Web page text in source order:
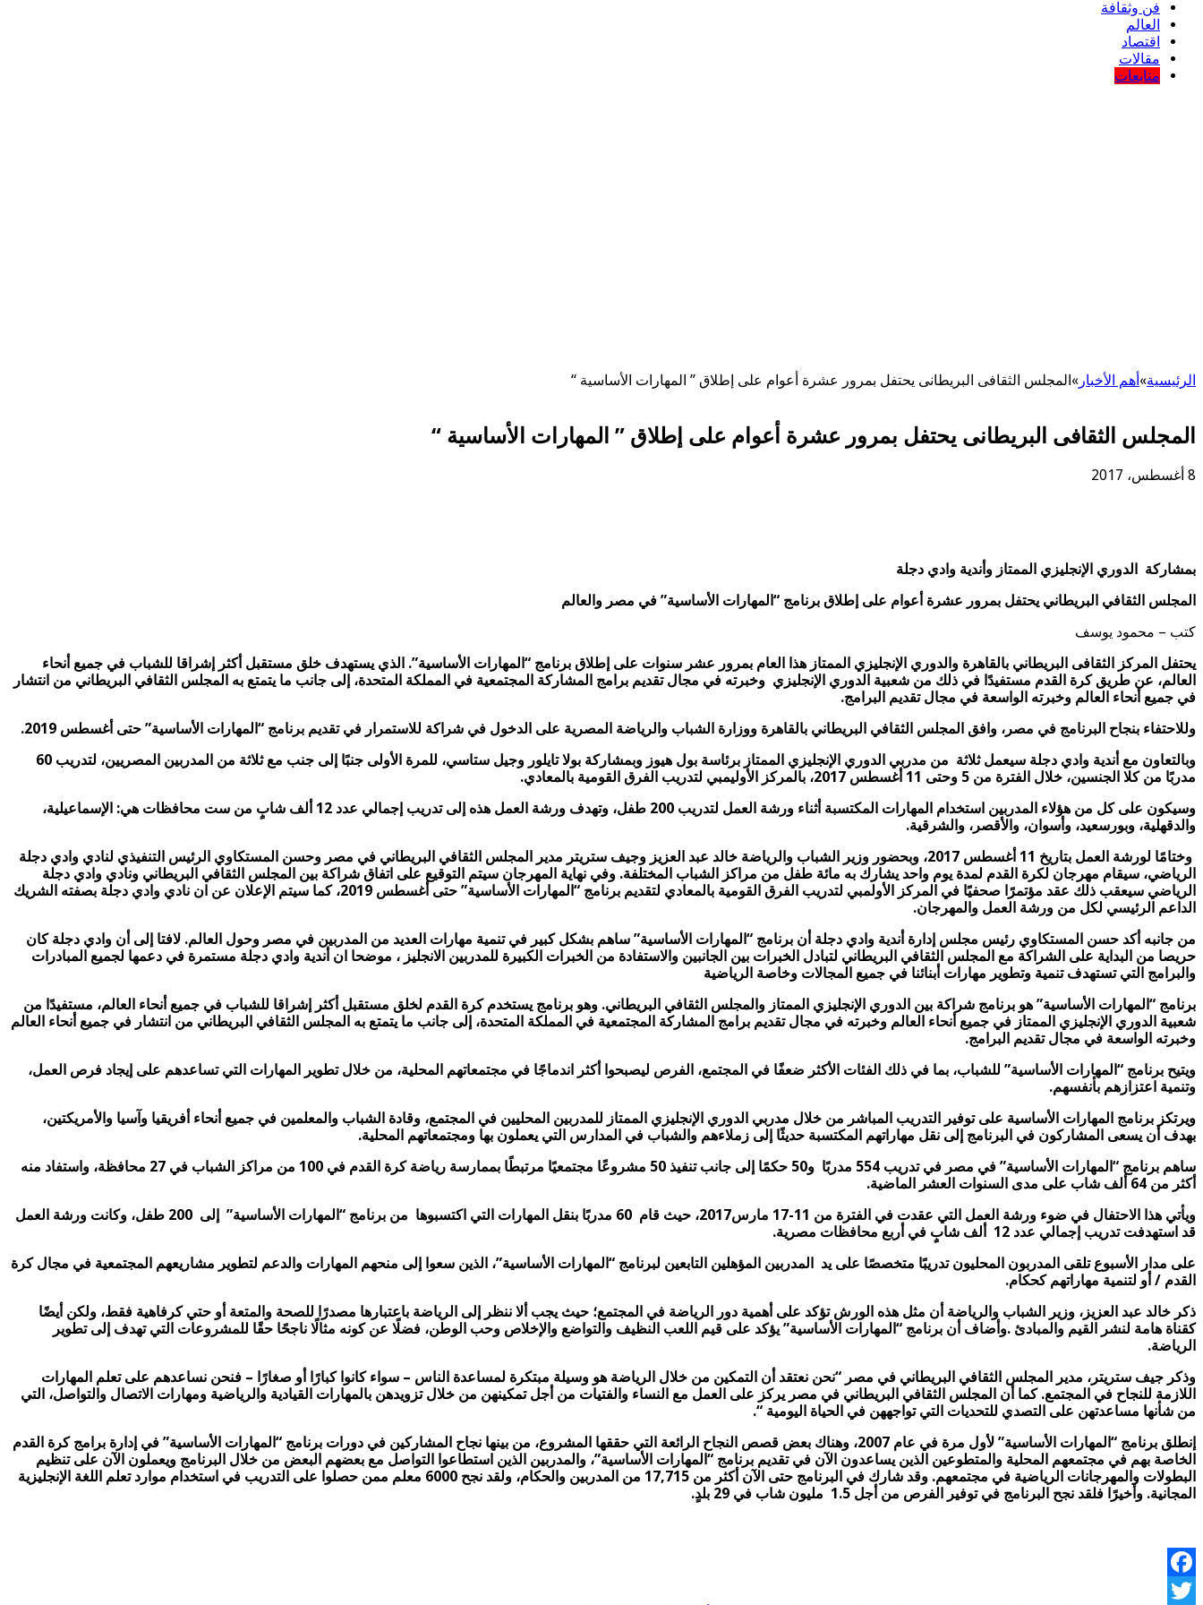
فن وثقافة
العالم
اقتصاد
مقالات
متابعات
الرئيسية»أهم اﻷخبار »المجلس الثقافى البريطانى يحتفل بمرور عشرة أعوام على إطلاق ” المهارات الأساسية “
المجلس الثقافى البريطانى يحتفل بمرور عشرة أعوام على إطلاق ” المهارات الأساسية “
8 أغسطس، 2017
بمشاركة الدوري الإنجليزي الممتاز وأندية وادي دجلة
المجلس الثقافي البريطاني يحتفل بمرور عشرة أعوام على إطلاق برنامج “المهارات الأساسية” في مصر والعالم
كتب – محمود يوسف
يحتفل المركز الثقافى البريطاني بالقاهرة والدوري الإنجليزي الممتاز هذا العام بمرور عشر سنوات على إطلاق برنامج “المهارات الأساسية”. الذي يستهدف خلق مستقبل أكثر إشراقا للشباب في جميع أنحاء
العالم، عن طريق كرة القدم مستفيدًا في ذلك من شعبية الدوري الإنجليزي وخبرته في مجال تقديم برامج المشاركة المجتمعية في المملكة المتحدة، إلى جانب ما يتمتع به المجلس الثقافي البريطاني من انتشار
في جميع أنحاء العالم وخبرته الواسعة في مجال تقديم البرامج.
وللاحتفاء بنجاح البرنامج في مصر، وافق المجلس الثقافي البريطاني بالقاهرة ووزارة الشباب والرياضة المصرية على الدخول في شراكة للاستمرار في تقديم برنامج “المهارات الأساسية” حتى أغسطس 2019.
وبالتعاون مع أندية وادي دجلة سيعمل ثلاثة من مدربي الدوري الإنجليزي الممتاز برئاسة بول هيوز وبمشاركة بولا تايلور وجيل ستاسي، للمرة الأولى جنبًا إلى جنب مع ثلاثة من المدربين المصريين، لتدريب 60
مدربًا من كلا الجنسين، خلال الفترة من 5 وحتى 11 أغسطس 2017، بالمركز الأوليمبي لتدريب الفرق القومية بالمعادي.
وسيكون على كل من هؤلاء المدربين استخدام المهارات المكتسبة أثناء ورشة العمل لتدريب 200 طفل، وتهدف ورشة العمل هذه إلى تدريب إجمالي عدد 12 ألف شابٍ من ست محافظات هي: الإسماعيلية،
والدقهلية، وبورسعيد، وأسوان، والأقصر، والشرقية.
وختامًا لورشة العمل بتاريخ 11 أغسطس 2017، وبحضور وزير الشباب والرياضة خالد عبد العزيز وجيف ستريتر مدير المجلس الثقافي البريطاني في مصر وحسن المستكاوي الرئيس التنفيذي لنادي وادي دجلة
الرياضي، سيقام مهرجان لكرة القدم لمدة يوم واحد يشارك به مائة طفل من مراكز الشباب المختلفة. وفي نهاية المهرجان سيتم التوقيع على اتفاق شراكة بين المجلس الثقافي البريطاني ونادي وادي دجلة
الرياضي سيعقب ذلك عقد مؤتمرًا صحفيًا في المركز الأولمبي لتدريب الفرق القومية بالمعادي لتقديم برنامج “المهارات الأساسية” حتى أغسطس 2019، كما سيتم الإعلان عن ان نادي وادي دجلة بصفته الشريك
الداعم الرئيسي لكل من ورشة العمل والمهرجان.
من جانبه أكد حسن المستكاوي رئيس مجلس إدارة أندية وادي دجلة أن برنامج “المهارات الأساسية” ساهم بشكل كبير في تنمية مهارات العديد من المدربين في مصر وحول العالم. لافتا إلى أن وادي دجلة كان
حريصا من البداية على الشراكة مع المجلس الثقافي البريطاني لتبادل الخبرات بين الجانبين والاستفادة من الخبرات الكبيرة للمدربين الانجليز ، موضحا ان أندية وادي دجلة مستمرة في دعمها لجميع المبادرات
والبرامج التي تستهدف تنمية وتطوير مهارات أبنائنا في جميع المجالات وخاصة الرياضية
برنامج “المهارات الأساسية” هو برنامج شراكة بين الدوري الإنجليزي الممتاز والمجلس الثقافي البريطاني. وهو برنامج يستخدم كرة القدم لخلق مستقبل أكثر إشراقا للشباب في جميع أنحاء العالم، مستفيدًا من
شعبية الدوري الإنجليزي الممتاز في جميع أنحاء العالم وخبرته في مجال تقديم برامج المشاركة المجتمعية في المملكة المتحدة، إلى جانب ما يتمتع به المجلس الثقافي البريطاني من انتشار في جميع أنحاء العالم
وخبرته الواسعة في مجال تقديم البرامج.
ويتيح برنامج “المهارات الأساسية” للشباب، بما في ذلك الفئات الأكثر ضعفًا في المجتمع، الفرص ليصبحوا أكثر اندماجًا في مجتمعاتهم المحلية، من خلال تطوير المهارات التي تساعدهم على إيجاد فرص العمل،
وتنمية اعتزازهم بأنفسهم.
ويرتكز برنامج المهارات الأساسية على توفير التدريب المباشر من خلال مدربي الدوري الإنجليزي الممتاز للمدربين المحليين في المجتمع، وقادة الشباب والمعلمين في جميع أنحاء أفريقيا وآسيا والأمريكتين،
بهدف أن يسعى المشاركون في البرنامج إلى نقل مهاراتهم المكتسبة حديثًا إلى زملاءهم والشباب في المدارس التي يعملون بها ومجتمعاتهم المحلية.
ساهم برنامج “المهارات الأساسية” في مصر في تدريب 554 مدربًا و50 حكمًا إلى جانب تنفيذ 50 مشروعًا مجتمعيًا مرتبطًا بممارسة رياضة كرة القدم في 100 من مراكز الشباب في 27 محافظة، واستفاد منه
أكثر من 64 ألف شاب على مدى السنوات العشر الماضية.
ويأتي هذا الاحتفال في ضوء ورشة العمل التي عقدت في الفترة من 11-17 مارس2017، حيث قام 60 مدربًا بنقل المهارات التي اكتسبوها من برنامج “المهارات الأساسية” إلى 200 طفل، وكانت ورشة العمل
قد استهدفت تدريب إجمالي عدد 12 ألف شابٍ في أربع محافظات مصرية.
على مدار الأسبوع تلقى المدربون المحليون تدريبًا متخصصًا على يد المدربين المؤهلين التابعين لبرنامج “المهارات الأساسية”، الذين سعوا إلى منحهم المهارات والدعم لتطوير مشاريعهم المجتمعية في مجال كرة
القدم / أو لتنمية مهاراتهم كحكام.
ذكر خالد عبد العزيز، وزير الشباب والرياضة أن مثل هذه الورش تؤكد على أهمية دور الرياضة في المجتمع؛ حيث يجب ألا ننظر إلى الرياضة باعتبارها مصدرًا للصحة والمتعة أو حتي كرفاهية فقط، ولكن أيضًا
كقناة هامة لنشر القيم والمبادئ .وأضاف أن برنامج “المهارات الأساسية” يؤكد على قيم اللعب النظيف والتواضع والإخلاص وحب الوطن، فضلًا عن كونه مثالًا ناجحًا حقًا للمشروعات التي تهدف إلى تطوير
الرياضة.
وذكر جيف ستريتر، مدير المجلس الثقافي البريطاني في مصر “نحن نعتقد أن التمكين من خلال الرياضة هو وسيلة مبتكرة لمساعدة الناس – سواء كانوا كبارًا أو صغارًا – فنحن نساعدهم على تعلم المهارات
اللازمة للنجاح في المجتمع. كما أن المجلس الثقافي البريطاني في مصر يركز على العمل مع النساء والفتيات من أجل تمكينهن من خلال تزويدهن بالمهارات القيادية والرياضية ومهارات الاتصال والتواصل، التي
من شأنها مساعدتهن على التصدي للتحديات التي تواجههن في الحياة اليومية “.
إنطلق برنامج “المهارات الأساسية” لأول مرة في عام 2007، وهناك بعض قصص النجاح الرائعة التي حققها المشروع، من بينها نجاح المشاركين في دورات برنامج “المهارات الأساسية” في إدارة برامج كرة القدم
الخاصة بهم في مجتمعهم المحلية والمتطوعين الذين يساعدون الآن في تقديم برنامج “المهارات الأساسية”، والمدربين الذين استطاعوا التواصل مع بعضهم البعض من خلال البرنامج ويعملون الآن على تنظيم
البطولات والمهرجانات الرياضية في مجتمعهم. وقد شارك في البرنامج حتى الآن أكثر من 17,715 من المدربين والحكام، ولقد نجح 6000 معلم ممن حصلوا على التدريب في استخدام موارد تعلم اللغة الإنجليزية
المجانية. وأخيرًا فلقد نجح البرنامج في توفير الفرص من أجل 1.5 مليون شاب في 29 بلدٍ.
Facebook